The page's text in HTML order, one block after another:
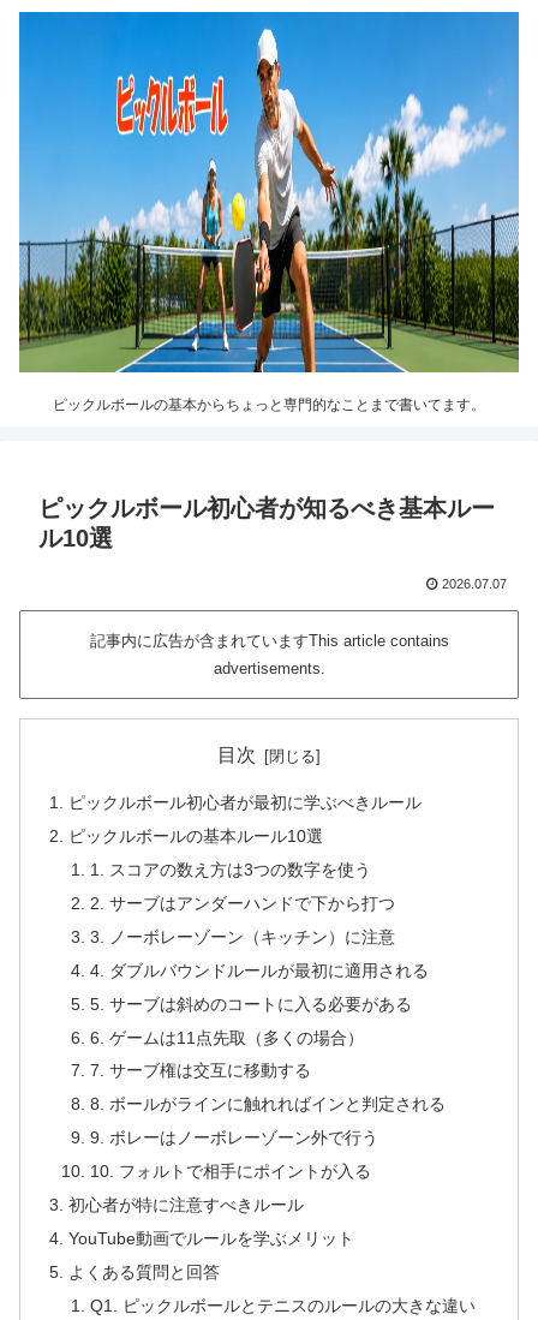
ピックルボールの基本からちょっと専門的なことまで書いてます。
ピックルボール初心者が知るべき基本ルー
ル10選
2026.07.07
記事内に広告が含まれていますThis article contains
advertisements.
目次
ピックルボール初心者が最初に学ぶべきルール
ピックルボールの基本ルール10選
1. スコアの数え方は3つの数字を使う
2. サーブはアンダーハンドで下から打つ
3. ノーボレーゾーン（キッチン）に注意
4. ダブルバウンドルールが最初に適用される
5. サーブは斜めのコートに入る必要がある
6. ゲームは11点先取（多くの場合）
7. サーブ権は交互に移動する
8. ボールがラインに触れればインと判定される
9. ボレーはノーボレーゾーン外で行う
10. フォルトで相手にポイントが入る
初心者が特に注意すべきルール
YouTube動画でルールを学ぶメリット
よくある質問と回答
Q1. ピックルボールとテニスのルールの大きな違い